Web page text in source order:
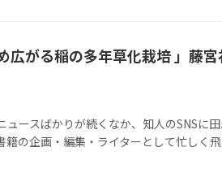
広がる稲の多年草化栽培 」藤
ースばかりが続くなか、知人のSNSに
の企画・編集・ライターとして忙しく